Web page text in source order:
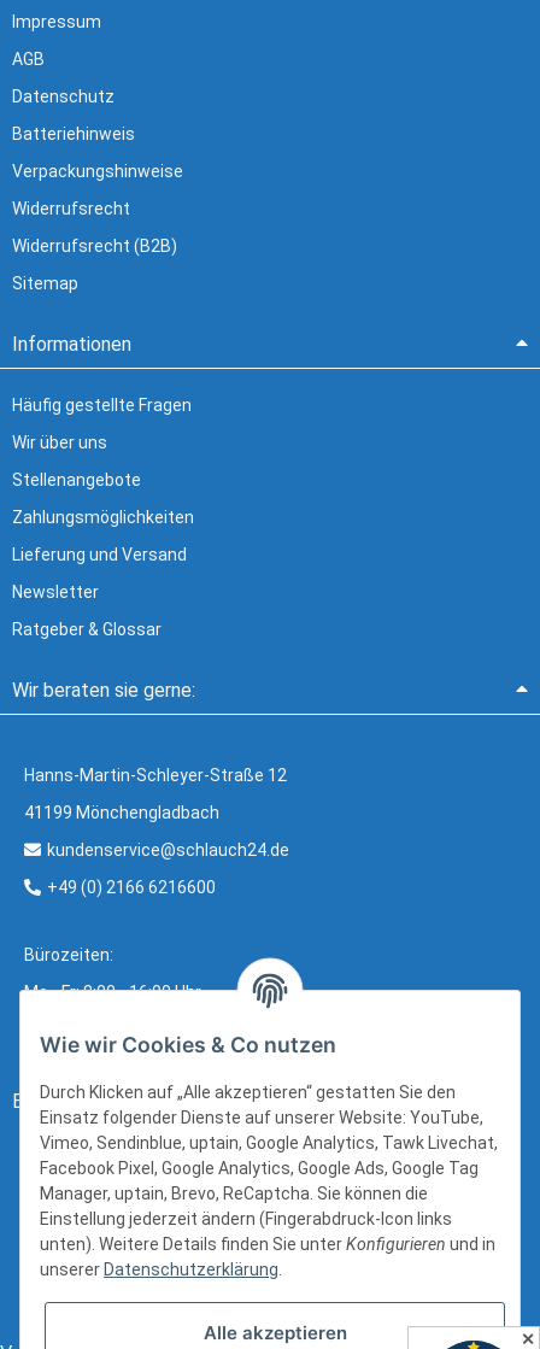
Impressum
AGB
Datenschutz
Batteriehinweis
Verpackungshinweise
Widerrufsrecht
Widerrufsrecht (B2B)
Sitemap
Informationen
Häufig gestellte Fragen
Wir über uns
Stellenangebote
Zahlungsmöglichkeiten
Lieferung und Versand
Newsletter
Ratgeber & Glossar
Wir beraten sie gerne:
Hanns-Martin-Schleyer-Straße 12
41199 Mönchengladbach
kundenservice@schlauch24.de
+49 (0) 2166 6216600
Bürozeiten:
Mo - Fr: 8:00 - 16:00 Uhr
Bezahlung:
Wie wir Cookies & Co nutzen
Durch Klicken auf „Alle akzeptieren“ gestatten Sie den
Einsatz folgender Dienste auf unserer Website: YouTube,
Vimeo, Sendinblue, uptain, Google Analytics, Tawk Livechat,
Facebook Pixel, Google Analytics, Google Ads, Google Tag
Manager, uptain, Brevo, ReCaptcha. Sie können die
Einstellung jederzeit ändern (Fingerabdruck-Icon links
unten). Weitere Details finden Sie unterKonfigurieren und in
unserer Datenschutzerklärung.
Alle akzeptieren ✕